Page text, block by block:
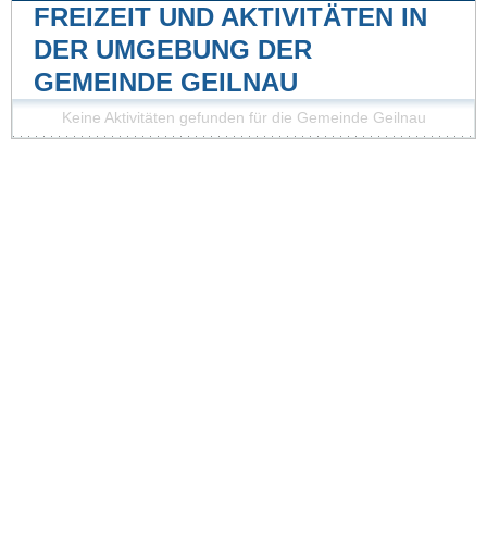
FREIZEIT UND AKTIVITÄTEN IN
DER UMGEBUNG DER
GEMEINDE GEILNAU
Keine Aktivitäten gefunden für die Gemeinde Geilnau